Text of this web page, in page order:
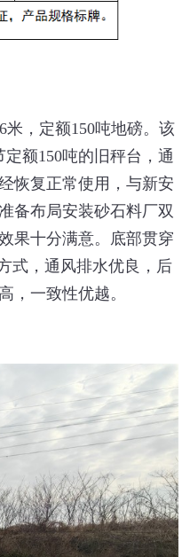
，定额150吨地磅。该
额150吨的旧秤台，通
恢复正常使用，与新安
备布局安装砂石料厂双
果十分满意。底部贯穿
式，通风排水优良，后
， 一致性优越。